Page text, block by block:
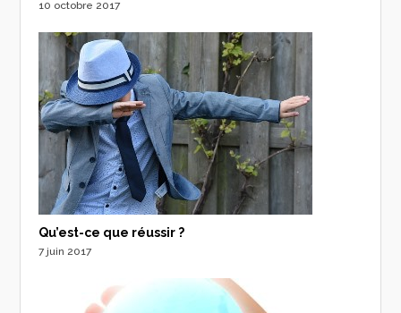
10 octobre 2017
Qu’est-ce que réussir ?
7 juin 2017